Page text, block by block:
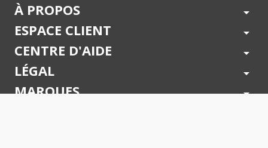
À PROPOS arrow_drop_down
ESPACE CLIENT arrow_drop_down
CENTRE D'AIDE arrow_drop_down
LÉGAL arrow_drop_down
MARQUES arrow_drop_down